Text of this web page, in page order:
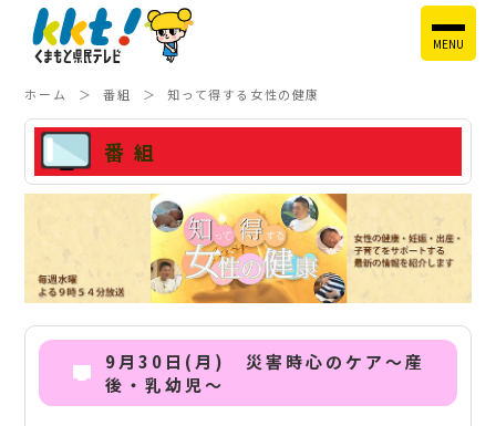
MENU
ホーム 番組 知って得する女性の健康
番組
9月30日(月) 災害時心のケア～産
後・乳幼児～